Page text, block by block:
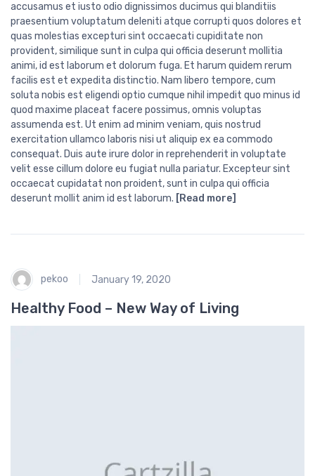
accusamus et iusto odio dignissimos ducimus qui blanditiis
praesentium voluptatum deleniti atque corrupti quos dolores et
quas molestias excepturi sint occaecati cupiditate non
provident, similique sunt in culpa qui officia deserunt mollitia
animi, id est laborum et dolorum fuga. Et harum quidem rerum
facilis est et expedita distinctio. Nam libero tempore, cum
soluta nobis est eligendi optio cumque nihil impedit quo minus id
quod maxime placeat facere possimus, omnis voluptas
assumenda est. Ut enim ad minim veniam, quis nostrud
exercitation ullamco laboris nisi ut aliquip ex ea commodo
consequat. Duis aute irure dolor in reprehenderit in voluptate
velit esse cillum dolore eu fugiat nulla pariatur. Excepteur sint
occaecat cupidatat non proident, sunt in culpa qui officia
deserunt mollit anim id est laborum. [Read more]
pekoo January 19, 2020
Healthy Food – New Way of Living